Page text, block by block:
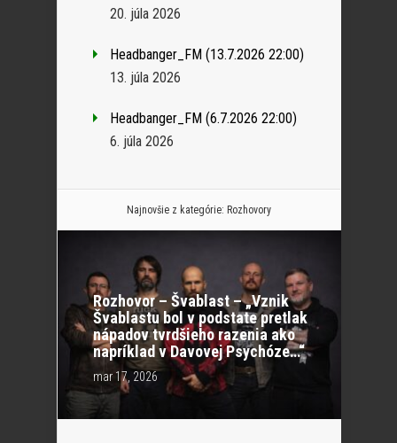
20. júla 2026
Headbanger_FM (13.7.2026 22:00)
13. júla 2026
Headbanger_FM (6.7.2026 22:00)
6. júla 2026
Najnovšie z kategórie: Rozhovory
Rozhovor – Švablast – „Vznik
Švablastu bol v podstate pretlak
nápadov tvrdšieho razenia ako
napríklad v Davovej Psychóze…“
mar 17, 2026